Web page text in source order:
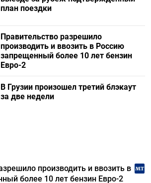
план поездки
Правительство разрешило
производить и ввозить в Россию
запрещенный более 10 лет бензин
Евро-2
В Грузии произошел третий блэкаут
за две недели